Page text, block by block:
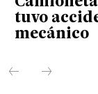
tuvo
mecánico